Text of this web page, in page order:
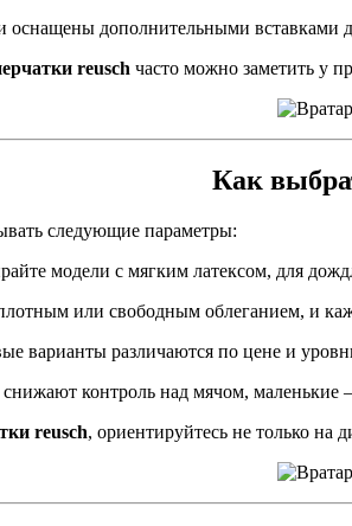
оснащены дополнительными вставками
reusch часто можно заметить у
Как
следующие параметры:
модели с мягким латексом, для
или свободным облеганием, и
варианты различаются по цене и
контроль над мячом,
reusch, ориентируйтесь не только на